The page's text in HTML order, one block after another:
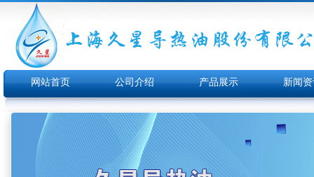
网站首页 公司介绍 产品展示 新闻